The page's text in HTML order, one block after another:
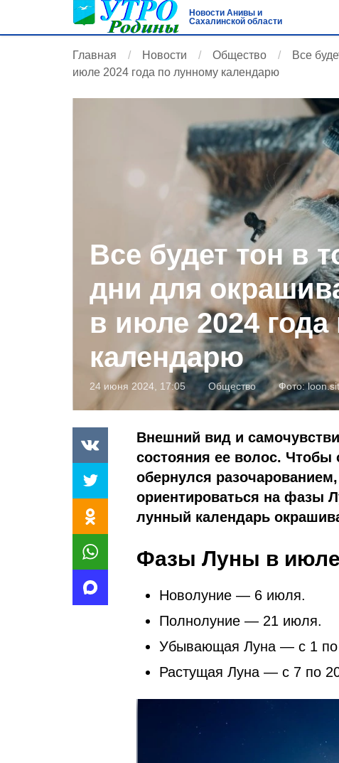
Новости Анивы и
Сахалинской области
Главная Новости Общество
Все
июле 2024 года по лунному календарю
Все будет тон в
дни для
в июле 2024
календарю
24 июня 2024, 17:05 Общество Фото:
Внешний вид и
состояния ее волос. Чтобы
обернулся
ориентироваться на фазы
лунный календарь
Фазы Луны в июле
Новолуние — 6 июля.
Полнолуние — 21 июля.
Убывающая Луна — с 1
Растущая Луна — с 7 по